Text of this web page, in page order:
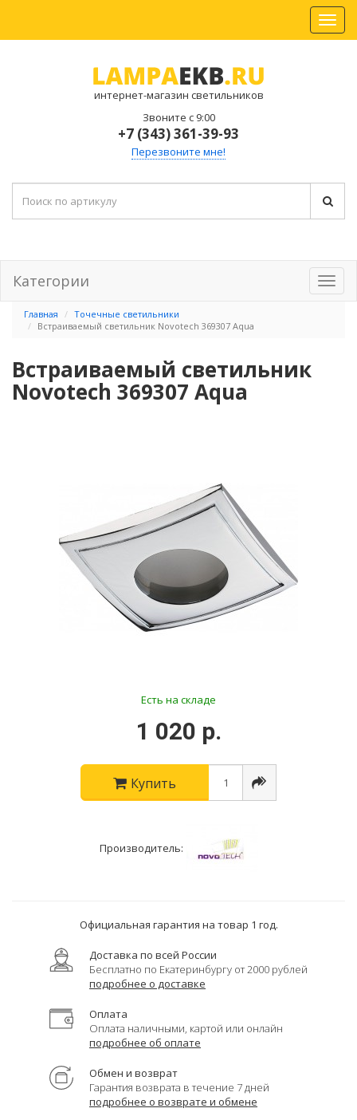
интернет-магазин светильников
Звоните с 9:00
+7 (343) 361-39-93
Перезвоните мне!
Категории
Главная
Точечные светильники
Встраиваемый светильник Novotech 369307 Aqua
Встраиваемый светильник
Novotech 369307 Aqua
Есть на складе
1 020 р.
Купить
Производитель:
Официальная гарантия на товар 1 год.
Доставка по всей России
Бесплатно по Екатеринбургу от 2000 рублей
подробнее о доставке
Оплата
Оплата наличными, картой или онлайн
подробнее об оплате
Обмен и возврат
Гарантия возврата в течение 7 дней
подробнее о возврате и обмене